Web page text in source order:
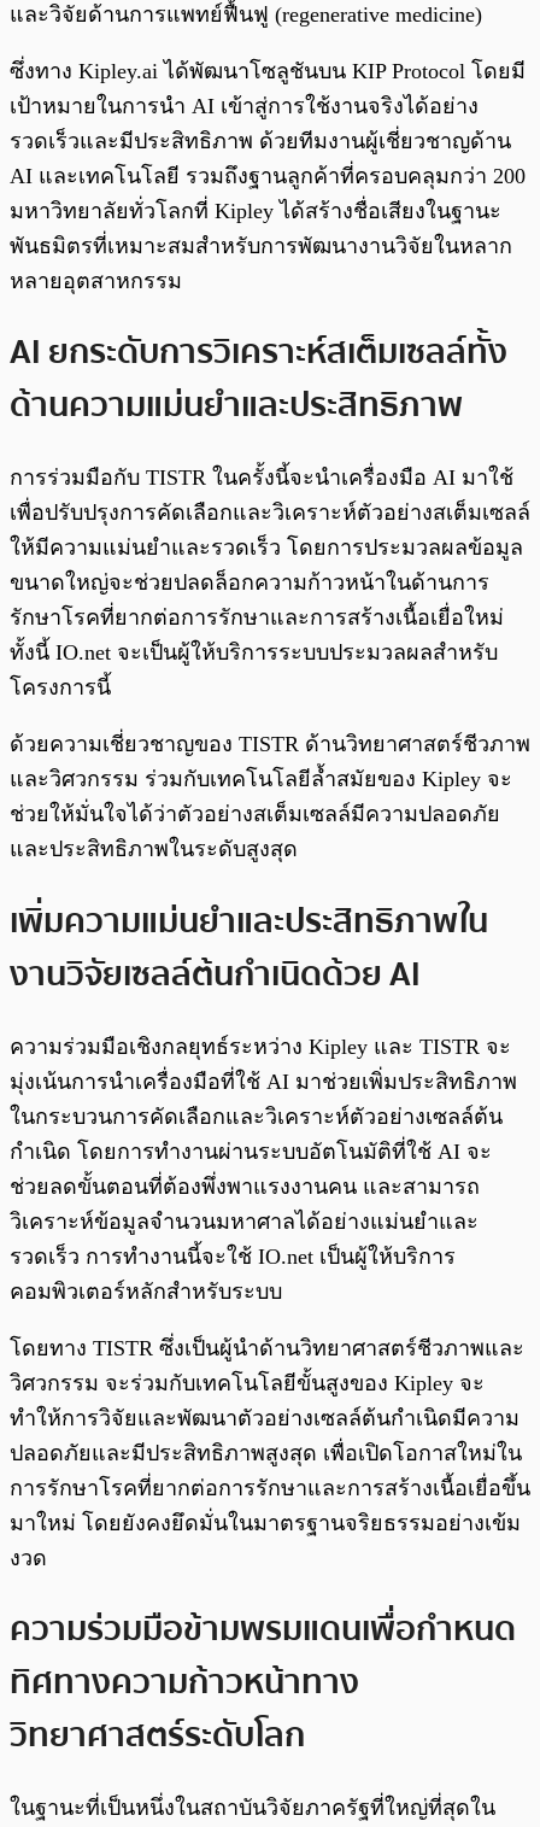
และวิจัยด้านการแพทย์ฟื้นฟู (regenerative medicine)
ซึ่งทาง Kipley.ai ได้พัฒนาโซลูชันบน KIP Protocol โดยมี
เป้าหมายในการนำ AI เข้าสู่การใช้งานจริงได้อย่าง
รวดเร็วและมีประสิทธิภาพ ด้วยทีมงานผู้เชี่ยวชาญด้าน
AI และเทคโนโลยี รวมถึงฐานลูกค้าที่ครอบคลุมกว่า 200
มหาวิทยาลัยทั่วโลกที่ Kipley ได้สร้างชื่อเสียงในฐานะ
พันธมิตรที่เหมาะสมสำหรับการพัฒนางานวิจัยในหลาก
หลายอุตสาหกรรม
AI ยกระดับการวิเคราะห์สเต็มเซลล์ทั้ง
ด้านความแม่นยำและประสิทธิภาพ
การร่วมมือกับ TISTR ในครั้งนี้จะนำเครื่องมือ AI มาใช้
เพื่อปรับปรุงการคัดเลือกและวิเคราะห์ตัวอย่างสเต็มเซลล์
ให้มีความแม่นยำและรวดเร็ว โดยการประมวลผลข้อมูล
ขนาดใหญ่จะช่วยปลดล็อกความก้าวหน้าในด้านการ
รักษาโรคที่ยากต่อการรักษาและการสร้างเนื้อเยื่อใหม่
ทั้งนี้ IO.net จะเป็นผู้ให้บริการระบบประมวลผลสำหรับ
โครงการนี้
ด้วยความเชี่ยวชาญของ TISTR ด้านวิทยาศาสตร์ชีวภาพ
และวิศวกรรม ร่วมกับเทคโนโลยีล้ำสมัยของ Kipley จะ
ช่วยให้มั่นใจได้ว่าตัวอย่างสเต็มเซลล์มีความปลอดภัย
และประสิทธิภาพในระดับสูงสุด
เพิ่มความแม่นยำและประสิทธิภาพใน
งานวิจัยเซลล์ต้นกำเนิดด้วย AI
ความร่วมมือเชิงกลยุทธ์ระหว่าง Kipley และ TISTR จะ
มุ่งเน้นการนำเครื่องมือที่ใช้ AI มาช่วยเพิ่มประสิทธิภาพ
ในกระบวนการคัดเลือกและวิเคราะห์ตัวอย่างเซลล์ต้น
กำเนิด โดยการทำงานผ่านระบบอัตโนมัติที่ใช้ AI จะ
ช่วยลดขั้นตอนที่ต้องพึ่งพาแรงงานคน และสามารถ
วิเคราะห์ข้อมูลจำนวนมหาศาลได้อย่างแม่นยำและ
รวดเร็ว การทำงานนี้จะใช้ IO.net เป็นผู้ให้บริการ
คอมพิวเตอร์หลักสำหรับระบบ
โดยทาง TISTR ซึ่งเป็นผู้นำด้านวิทยาศาสตร์ชีวภาพและ
วิศวกรรม จะร่วมกับเทคโนโลยีขั้นสูงของ Kipley จะ
ทำให้การวิจัยและพัฒนาตัวอย่างเซลล์ต้นกำเนิดมีความ
ปลอดภัยและมีประสิทธิภาพสูงสุด เพื่อเปิดโอกาสใหม่ใน
การรักษาโรคที่ยากต่อการรักษาและการสร้างเนื้อเยื่อขึ้น
มาใหม่ โดยยังคงยึดมั่นในมาตรฐานจริยธรรมอย่างเข้ม
งวด
ความร่วมมือข้ามพรมแดนเพื่อกำหนด
ทิศทางความก้าวหน้าทาง
วิทยาศาสตร์ระดับโลก
ในฐานะที่เป็นหนึ่งในสถาบันวิจัยภาครัฐที่ใหญ่ที่สุดใน